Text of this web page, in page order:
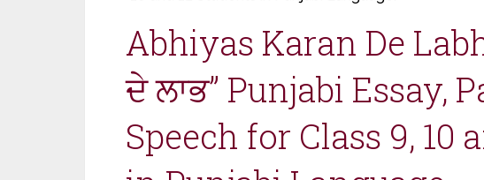
Abhiyas Karan De
ਦੇ ਲਾਭ” Punjabi Essay,
Speech for Class 9, 10